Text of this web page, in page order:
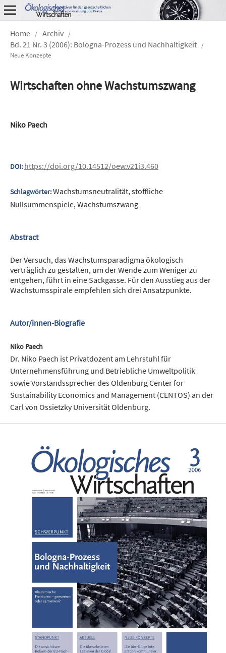
Home / Archiv /
Bd. 21 Nr. 3 (2006): Bologna-Prozess und Nachhaltigkeit /
Neue Konzepte
Wirtschaften ohne Wachstumszwang
Niko Paech
DOI: https://doi.org/10.14512/oew.v21i3.460
Schlagwörter:Wachstumsneutralität, stoffliche
Nullsummenspiele, Wachstumszwang
Abstract
Der Versuch, das Wachstumsparadigma ökologisch
verträglich zu gestalten, um der Wende zum Weniger zu
entgehen, führt in eine Sackgasse. Für den Ausstieg aus der
Wachstumsspirale empfehlen sich drei Ansatzpunkte.
Autor/innen-Biografie
Niko Paech
Dr. Niko Paech ist Privatdozent am Lehrstuhl für
Unternehmensführung und Betriebliche Umweltpolitik
sowie Vorstandssprecher des Oldenburg Center for
Sustainability Economics and Management (CENTOS) an der
Carl von Ossietzky Universität Oldenburg.